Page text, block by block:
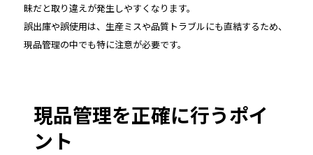
昧だと取り違えが発生しやすくなります。
誤出庫や誤使用は、生産ミスや品質トラブルにも直結するため、
現品管理の中でも特に注意が必要です。
現品管理を正確に行うポイ
ント